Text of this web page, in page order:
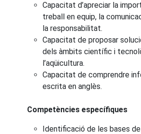
Capacitat d’apreciar la
treball en equip, la
la responsabilitat.
Capacitat de proposar
dels àmbits científic i
l’aqüicultura.
Capacitat de comprendre
escrita en anglès.
Competències específiques
Identificació de les bases